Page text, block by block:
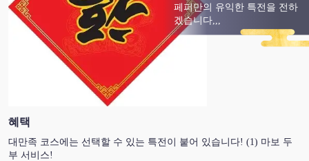
페퍼만의 유익한 특전을 전하
겠습니다,,,
혜택
대만족 코스에는 선택할 수 있는 특전이 붙어 있습니다! (1) 마보 두
부 서비스!